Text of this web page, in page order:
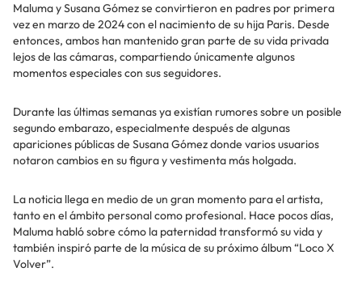
Maluma y Susana Gómez se convirtieron en padres por primera
vez en marzo de 2024 con el nacimiento de su hija Paris. Desde
entonces, ambos han mantenido gran parte de su vida privada
lejos de las cámaras, compartiendo únicamente algunos
momentos especiales con sus seguidores.
Durante las últimas semanas ya existían rumores sobre un posible
segundo embarazo, especialmente después de algunas
apariciones públicas de Susana Gómez donde varios usuarios
notaron cambios en su figura y vestimenta más holgada.
La noticia llega en medio de un gran momento para el artista,
tanto en el ámbito personal como profesional. Hace pocos días,
Maluma habló sobre cómo la paternidad transformó su vida y
también inspiró parte de la música de su próximo álbum “Loco X
Volver”.